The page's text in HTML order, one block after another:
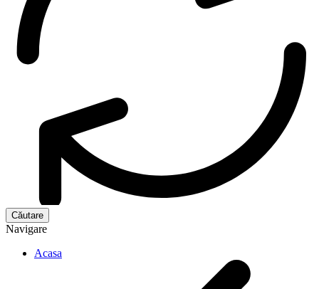
Navigare
Acasa